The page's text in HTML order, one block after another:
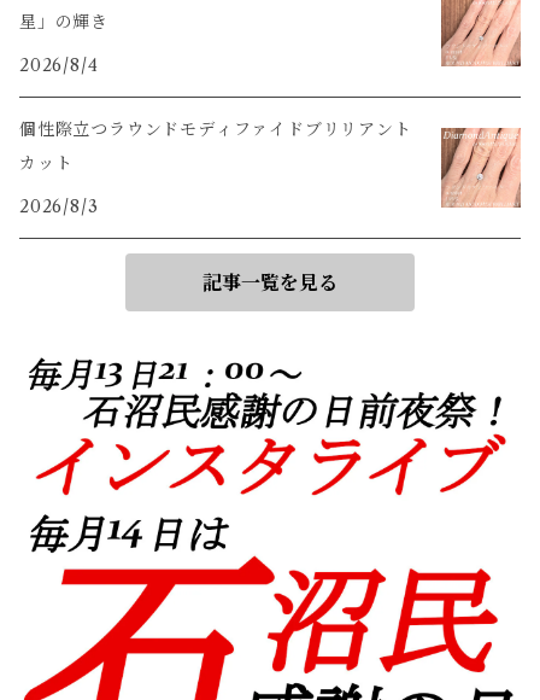
星」の輝き
2026/8/4
個性際立つラウンドモディファイドブリリアント
カット
2026/8/3
記事一覧を見る